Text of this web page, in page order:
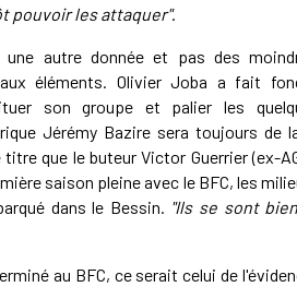
pouvoir les attaquer".
une autre donnée et pas des
éléments. Olivier Joba a fait
son groupe et palier les
Jérémy Bazire sera toujours de
titre que le buteur Victor Guerrier (ex-
saison pleine avec le BFC, les
dans le Bessin. "Ils se sont
au BFC, ce serait celui de